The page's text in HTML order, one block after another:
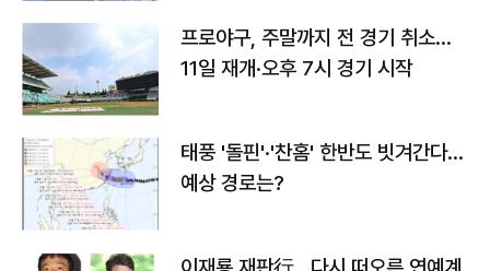
프로야구, 주말까지 전 경기 취소…
11일 재개·오후 7시 경기 시작
태풍 '돌핀'·'찬홈' 한반도 빗겨간다…
예상 경로는?